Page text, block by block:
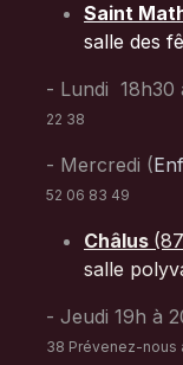
Saint
salle des
- Lundi 18h30
22 38
- Mercredi (
52 06 83 49
Châlus
salle
- Jeudi 19h à
38 Prévenez-nous